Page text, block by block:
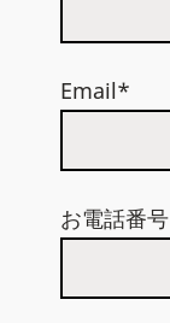
Email*
お電話番号